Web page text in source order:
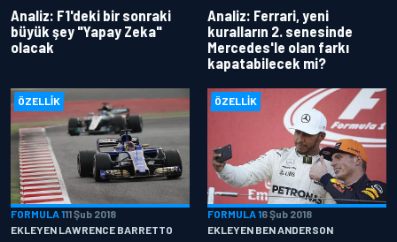
Analiz: F1'deki bir sonraki
büyük şey "Yapay Zeka"
olacak
Analiz: Ferrari, yeni
kuralların 2. senesinde
Mercedes'le olan farkı
kapatabilecek mi?
ÖZELLIK
FORMULA 111 Şub 2018
EKLEYEN LAWRENCE BARRETTO
ÖZELLIK
FORMULA 16 Şub 2018
EKLEYEN BEN ANDERSON